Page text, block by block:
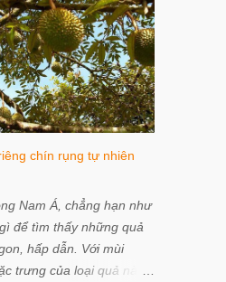
Ri6 (số hột lép 85-90%),
95-100%), Cơm vàng
95-100%). Làm sao để
riêng sữa cơm vàng hạt
chuẩn, hãy tham khảo
Vietnam Healthiest
Hoá thơm ngon nức tiếng
sữa hạt lép và chủ
này là ông Chín Hóa ở
Bến Tre. Tuy nhiên,
trái sầu riêng Chín
chín rụng tự nhiên
Nam Á, chẳng hạn như
để tìm thấy những quả
hấp dẫn. Với mùi
trưng của loại quả này